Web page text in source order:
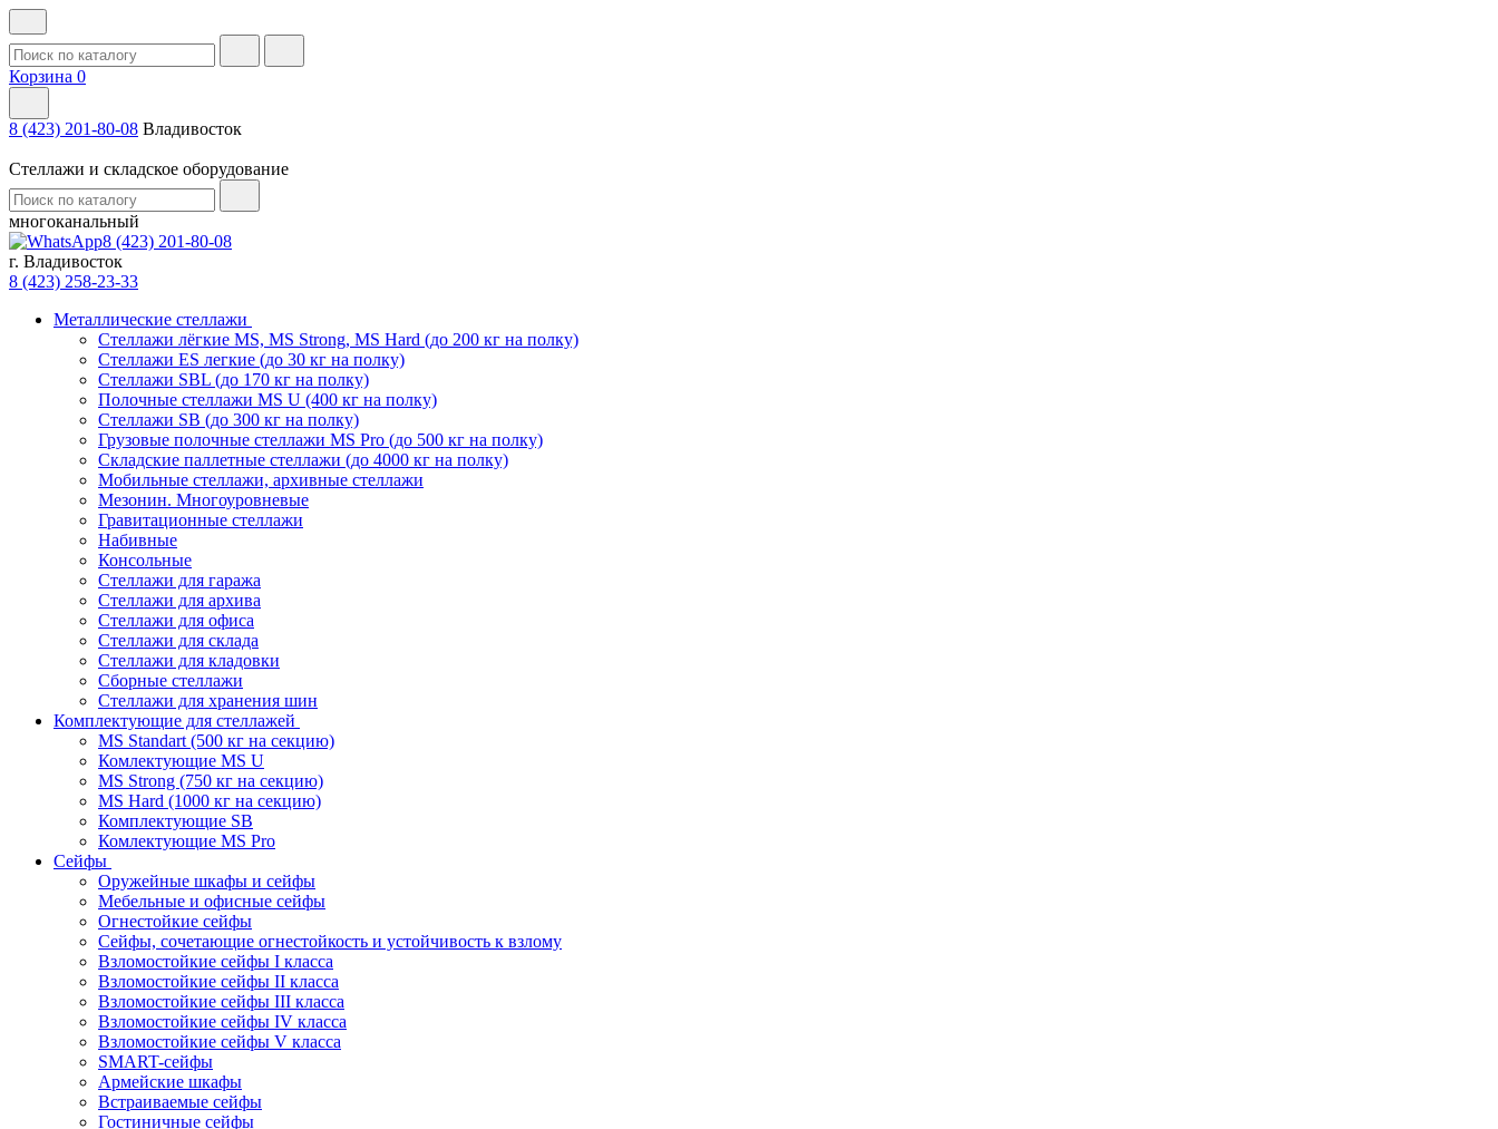
Корзина 0
8 (423) 201-80-08 Владивосток
Стеллажи и складское оборудование
многоканальный
8 (423) 201-80-08
г. Владивосток
8 (423) 258-23-33
Металлические стеллажи
Стеллажи лёгкие MS, MS Strong, MS Hard (до 200 кг на полку)
Стеллажи ES легкие (до 30 кг на полку)
Стеллажи SBL (до 170 кг на полку)
Полочные стеллажи MS U (400 кг на полку)
Стеллажи SB (до 300 кг на полку)
Грузовые полочные стеллажи MS Pro (до 500 кг на полку)
Складские паллетные стеллажи (до 4000 кг на полку)
Мобильные стеллажи, архивные стеллажи
Мезонин. Многоуровневые
Гравитационные стеллажи
Набивные
Консольные
Стеллажи для гаража
Стеллажи для архива
Стеллажи для офиса
Стеллажи для склада
Стеллажи для кладовки
Сборные стеллажи
Стеллажи для хранения шин
Комплектующие для стеллажей
MS Standart (500 кг на секцию)
Комлектующие MS U
MS Strong (750 кг на секцию)
MS Hard (1000 кг на секцию)
Комплектующие SB
Комлектующие MS Pro
Сейфы
Оружейные шкафы и сейфы
Мебельные и офисные сейфы
Огнестойкие сейфы
Сейфы, сочетающие огнестойкость и устойчивость к взлому
Взломостойкие сейфы I класса
Взломостойкие сейфы II класса
Взломостойкие сейфы III класса
Взломостойкие сейфы IV класса
Взломостойкие сейфы V класса
SMART-сейфы
Армейские шкафы
Встраиваемые сейфы
Гостиничные сейфы